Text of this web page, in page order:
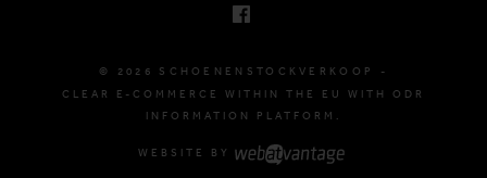
© 2026 SCHOENENSTOCKVERKOOP -
CLEAR E-COMMERCE WITHIN THE EU WITH ODR
INFORMATION PLATFORM.
WEBSITE BY